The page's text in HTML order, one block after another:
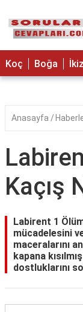
Koç Boğa
Anasayfa
Kaçış
Labirent 1
mücadelesini
maceralarını
kapana
dostluklarını